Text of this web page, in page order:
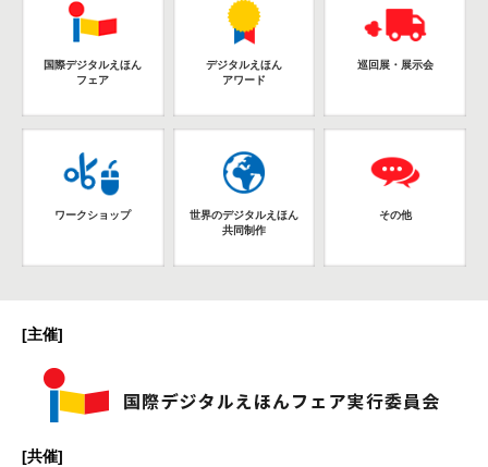
国際デジタルえほん
フェア
デジタルえほん
アワード
巡回展・展示会
ワークショップ
世界のデジタルえほん
共同制作
その他
[主催]
[共催]